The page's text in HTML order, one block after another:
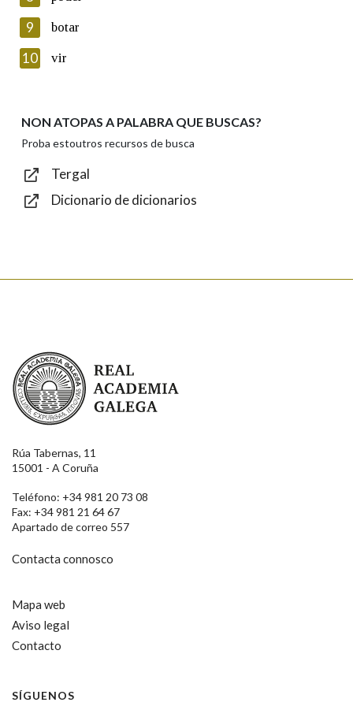
Introduce o código que aparece na imaxe:
Texto de verificación
9 botar
10 vir
NON ATOPAS A PALABRA QUE BUSCAS?
Proba estoutros recursos de busca
Tergal
Dicionario de dicionarios
Real Academia Galega
Rúa Tabernas, 11
15001 - A Coruña
Teléfono: +34 981 20 73 08
Fax: +34 981 21 64 67
Apartado de correo 557
Contacta connosco
Mapa web
Aviso legal
Contacto
SÍGUENOS